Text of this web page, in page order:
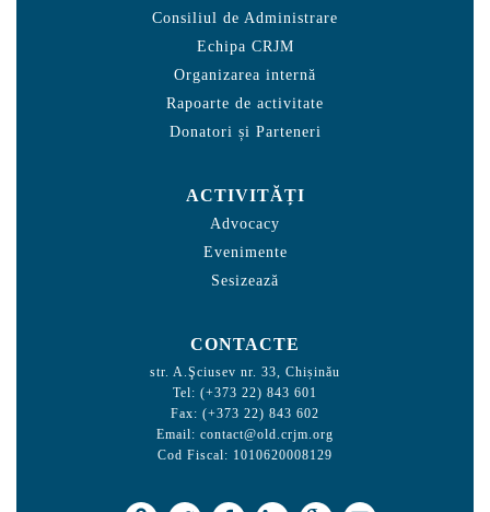
Consiliul de Administrare
Echipa CRJM
Organizarea internă
Rapoarte de activitate
Donatori și Parteneri
ACTIVITĂȚI
Advocacy
Evenimente
Sesizează
CONTACTE
str. A.Şciusev nr. 33, Chișinău
Tel: (+373 22) 843 601
Fax: (+373 22) 843 602
Email: contact@old.crjm.org
Cod Fiscal: 1010620008129